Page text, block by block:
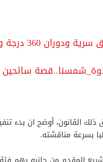
درجة وقتل مهندسه.. أساطير وقصص خيالية سكنت قصر البارون
سائحين من
القانون، أوضح ان بدء
بسرعة مناقشته.